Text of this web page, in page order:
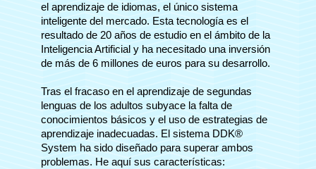
el aprendizaje de idiomas, el único sistema
inteligente del mercado. Esta tecnología es el
resultado de 20 años de estudio en el ámbito de la
Inteligencia Artificial y ha necesitado una inversión
de más de 6 millones de euros para su desarrollo.
Tras el fracaso en el aprendizaje de segundas
lenguas de los adultos subyace la falta de
conocimientos básicos y el uso de estrategias de
aprendizaje inadecuadas. El sistema DDK®
System ha sido diseñado para superar ambos
problemas. He aquí sus características: